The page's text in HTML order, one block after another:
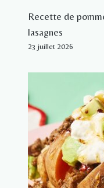
Recette de
lasagnes
23 juillet 2026